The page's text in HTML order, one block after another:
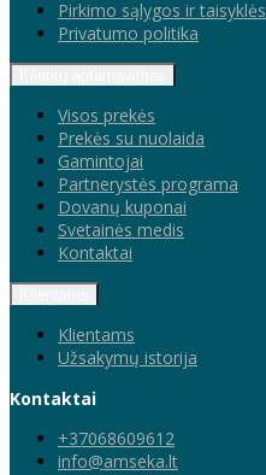
Pirkimo sąlygos ir taisyklės
Privatumo politika
Visos prekės
Prekės su nuolaida
Gamintojai
Partnerystės programa
Dovanų kuponai
Svetainės medis
Kontaktai
Klientams
Užsakymų istorija
Kontaktai
+37068609612
info@amseka.lt